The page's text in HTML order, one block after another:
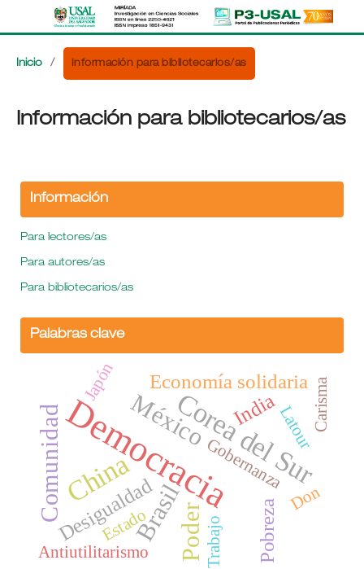
Inicio / Información para bibliotecarios/as
Información para bibliotecarios/as
Información
Para lectores/as
Para autores/as
Para bibliotecarios/as
Palabras clave
Democracia
China Corea del Sur
Comunidad México
BrasilPoder
Economía solidaria
Desigualdad Pobreza
India
Don
Japón
Gobernanza
Antiutilitarismo Trabajo
Latour
Estado
Carisma